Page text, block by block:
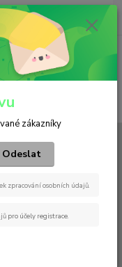
ks
0 Kč
zákazníky
Odeslat
zpracování osobních údajů.
pro účely registrace.